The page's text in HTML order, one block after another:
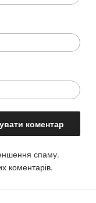
спаму.
коментарів.